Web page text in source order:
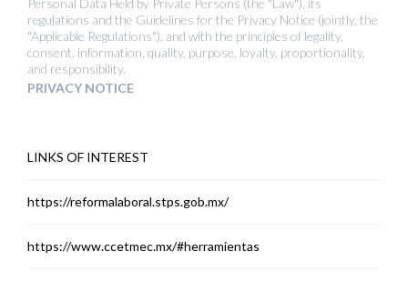
regulations and the Guidelines for the Privacy Notice (jointly, the
"Applicable Regulations"), and with the principles of legality,
consent, information, quality, purpose, loyalty, proportionality,
and responsibility.
PRIVACY NOTICE
LINKS OF INTEREST
https://reformalaboral.stps.gob.mx/
https://www.ccetmec.mx/#herramientas